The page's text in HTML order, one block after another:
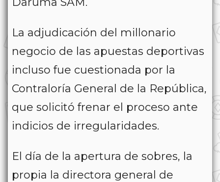
La adjudicación del millonario
negocio de las apuestas deportivas
incluso fue cuestionada por la
Contraloría General de la República,
que solicitó frenar el proceso ante
indicios de irregularidades.
El día de la apertura de sobres, la
propia la directora general de